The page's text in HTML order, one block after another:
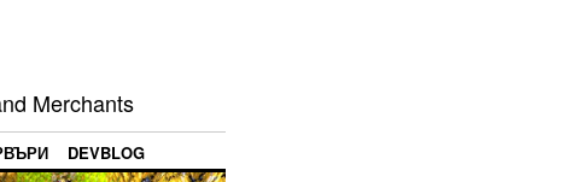
Merchants
DEVBLOG